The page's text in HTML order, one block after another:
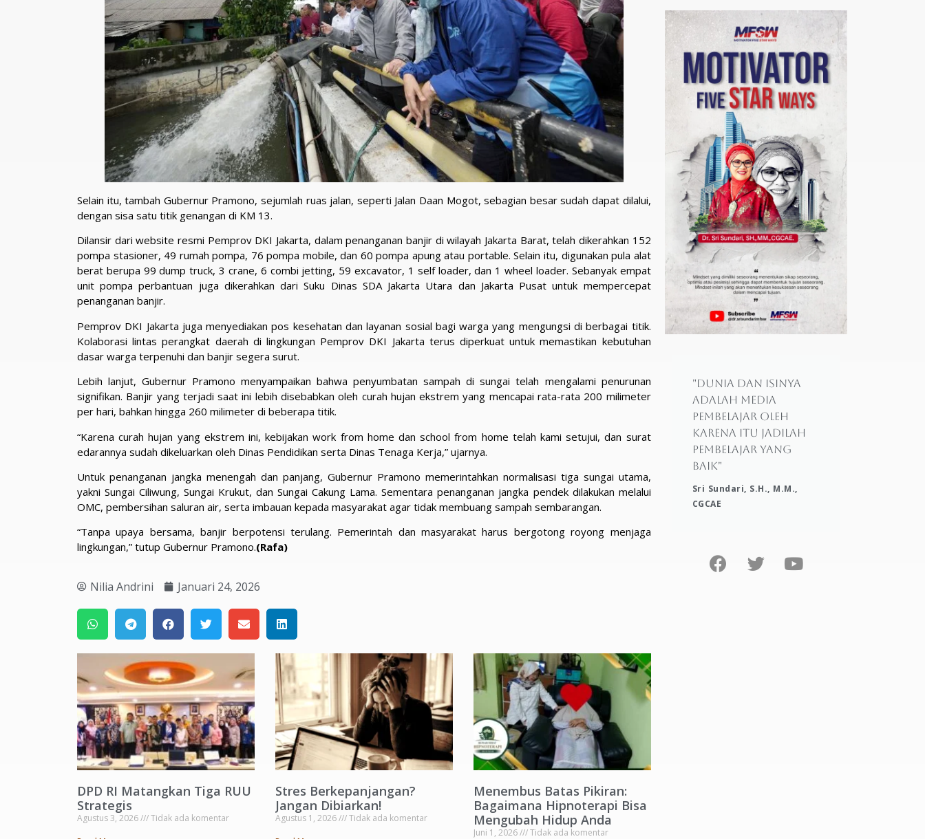
Selain itu, tambah Gubernur Pramono, sejumlah ruas jalan, seperti Jalan Daan Mogot, sebagian besar sudah dapat dilalui,
dengan sisa satu titik genangan di KM 13.
Dilansir dari website resmi Pemprov DKI Jakarta, dalam penanganan banjir di wilayah Jakarta Barat, telah dikerahkan 152
pompa stasioner, 49 rumah pompa, 76 pompa mobile, dan 60 pompa apung atau portable. Selain itu, digunakan pula alat
berat berupa 99 dump truck, 3 crane, 6 combi jetting, 59 excavator, 1 self loader, dan 1 wheel loader. Sebanyak empat
unit pompa perbantuan juga dikerahkan dari Suku Dinas SDA Jakarta Utara dan Jakarta Pusat untuk mempercepat
penanganan banjir.
Pemprov DKI Jakarta juga menyediakan pos kesehatan dan layanan sosial bagi warga yang mengungsi di berbagai titik.
Kolaborasi lintas perangkat daerah di lingkungan Pemprov DKI Jakarta terus diperkuat untuk memastikan kebutuhan
dasar warga terpenuhi dan banjir segera surut.
Lebih lanjut, Gubernur Pramono menyampaikan bahwa penyumbatan sampah di sungai telah mengalami penurunan
signifikan. Banjir yang terjadi saat ini lebih disebabkan oleh curah hujan ekstrem yang mencapai rata-rata 200 milimeter
per hari, bahkan hingga 260 milimeter di beberapa titik.
“Karena curah hujan yang ekstrem ini, kebijakan work from home dan school from home telah kami setujui, dan surat
edarannya sudah dikeluarkan oleh Dinas Pendidikan serta Dinas Tenaga Kerja,” ujarnya.
Untuk penanganan jangka menengah dan panjang, Gubernur Pramono memerintahkan normalisasi tiga sungai utama,
yakni Sungai Ciliwung, Sungai Krukut, dan Sungai Cakung Lama. Sementara penanganan jangka pendek dilakukan melalui
OMC, pembersihan saluran air, serta imbauan kepada masyarakat agar tidak membuang sampah sembarangan.
“Tanpa upaya bersama, banjir berpotensi terulang. Pemerintah dan masyarakat harus bergotong royong menjaga
lingkungan,” tutup Gubernur Pramono.(Rafa)
Nilia Andrini Januari 24, 2026
DPD RI Matangkan Tiga RUU
Strategis
Agustus 3, 2026
Tidak ada komentar
Stres Berkepanjangan?
Jangan Dibiarkan!
Agustus 1, 2026
Tidak ada komentar
Menembus Batas Pikiran:
Bagaimana Hipnoterapi Bisa
Mengubah Hidup Anda
Juni 1, 2026 Tidak ada komentar
"Dunia dan isinya
adalah media
pembelajar oleh
karena itu jadilah
pembelajar yang
baik"
Sri Sundari, S.H., M.M.,
CGCAE